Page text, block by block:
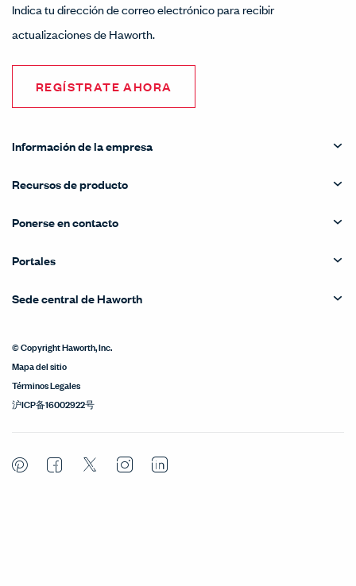
Indica tu dirección de correo electrónico para recibir
actualizaciones de Haworth.
REGÍSTRATE AHORA
Información de la empresa
Recursos de producto
Ponerse en contacto
Portales
Sede central de Haworth
© Copyright Haworth, Inc.
Mapa del sitio
Términos Legales
沪ICP备16002922号
PinterestFacebook
TwitterInstagramLinkedIn